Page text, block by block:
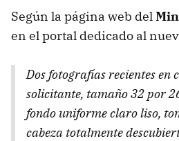
Según la página web del
en el portal dedicado al
Dos fotografías recientes en
solicitante, tamaño 32 por
fondo uniforme claro liso,
cabeza totalmente